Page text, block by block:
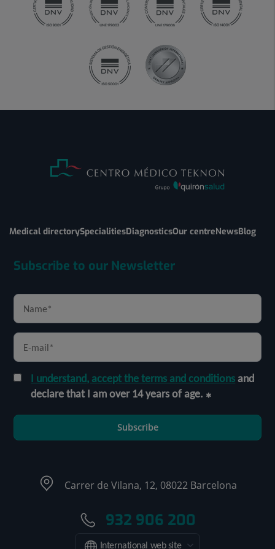
Medical directorySpecialitiesDiagnosticsOur centreNewsBlog
Subscribe to our Newsletter
I understand, accept the terms and conditionsand
declare that I am over 14 years of age.
Subscribe
Carrer de Vilana, 12, 08022 Barcelona
932 906 200
International web site